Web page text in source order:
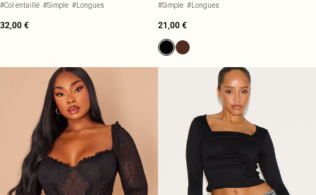
#Col entaillé #Simple #Longues
32,00 €
#Simple #Longues
21,00 €